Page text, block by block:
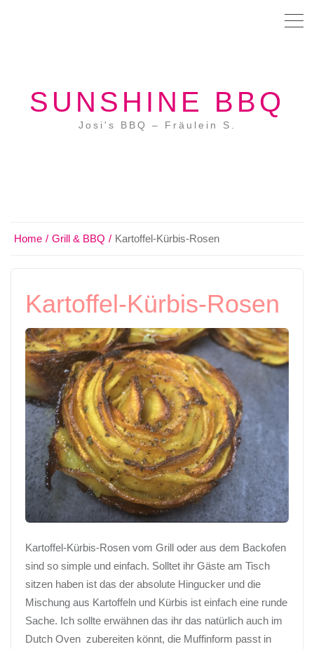
SUNSHINE BBQ
Josi's BBQ – Fräulein S.
Home Grill & BBQ Kartoffel-Kürbis-Rosen
Kartoffel-Kürbis-Rosen
Kartoffel-Kürbis-Rosen vom Grill oder aus dem Backofen
sind so simple und einfach. Solltet ihr Gäste am Tisch
sitzen haben ist das der absolute Hingucker und die
Mischung aus Kartoffeln und Kürbis ist einfach eine runde
Sache. Ich sollte erwähnen das ihr das natürlich auch im
Dutch Oven zubereiten könnt, die Muffinform passt in